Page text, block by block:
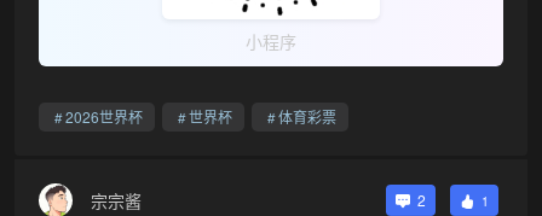
小程序
2026世界杯 世界杯 体育彩票
宗宗酱 2 1